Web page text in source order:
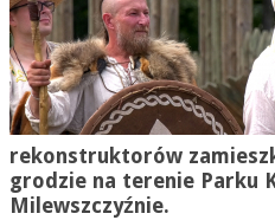
rekonstruktorów
grodzie na terenie Parku
Milewszczyźnie.